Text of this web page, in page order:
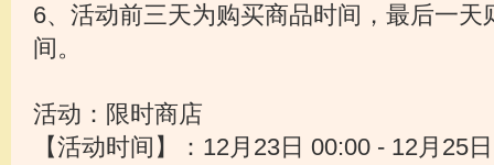
6、活动前三天为购买商品时间，最后一天
间。
活动：限时商店
【活动时间】：12月23日 00:00 - 12月25